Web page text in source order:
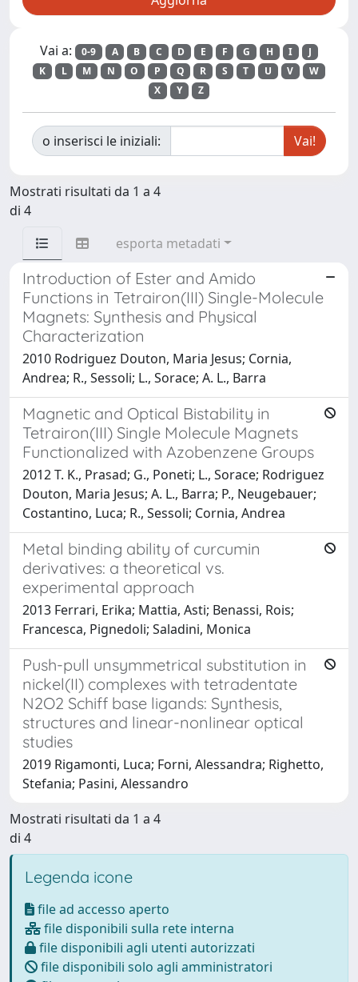
Vai a: 0-9 A B C D E F G H I
J
K
L M N O P Q R S T U V
W
X
Y Z
o inserisci le iniziali:
Mostrati risultati da 1 a 4
di 4
esporta metadati
Introduction of Ester and Amido
Functions in Tetrairon(III) Single-Molecule
Magnets: Synthesis and Physical
Characterization
2010 Rodriguez Douton, Maria Jesus; Cornia,
Andrea; R., Sessoli; L., Sorace; A. L., Barra
Magnetic and Optical Bistability in
Tetrairon(III) Single Molecule Magnets
Functionalized with Azobenzene Groups
2012 T. K., Prasad; G., Poneti; L., Sorace; Rodriguez
Douton, Maria Jesus; A. L., Barra; P., Neugebauer;
Costantino, Luca; R., Sessoli; Cornia, Andrea
Metal binding ability of curcumin
derivatives: a theoretical vs.
experimental approach
2013 Ferrari, Erika; Mattia, Asti; Benassi, Rois;
Francesca, Pignedoli; Saladini, Monica
Push-pull unsymmetrical substitution in
nickel(II) complexes with tetradentate
N2O2 Schiff base ligands: Synthesis,
structures and linear-nonlinear optical
studies
2019 Rigamonti, Luca; Forni, Alessandra; Righetto,
Stefania; Pasini, Alessandro
Mostrati risultati da 1 a 4
di 4
Legenda icone
file ad accesso aperto
file disponibili sulla rete interna
file disponibili agli utenti autorizzati
file disponibili solo agli amministratori